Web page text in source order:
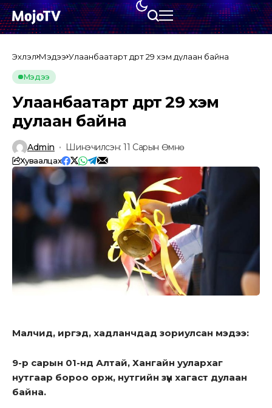
Эхлэл Мэдээ Улаанбаатарт өдөртөө 29 хэм дулаан байна
Мэдээ
Улаанбаатарт өдөртөө 29 хэм
дулаан байна
Admin Шинэчилсэн: 11 Сарын Өмнө
Хуваалцах
Малчид, иргэд, хадланчдад зориулсан мэдээ:
9-р сарын 01-нд Алтай, Хангайн уулархаг
нутгаар бороо орж, нутгийн зүүн хагаст дулаан
байна.